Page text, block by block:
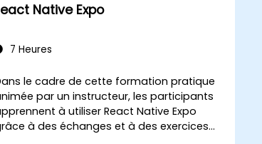
Native Expo
7 Heures
le cadre de cette formation pratique
par un instructeur, les participants
à utiliser React Native Expo
à des échanges et à des exercices